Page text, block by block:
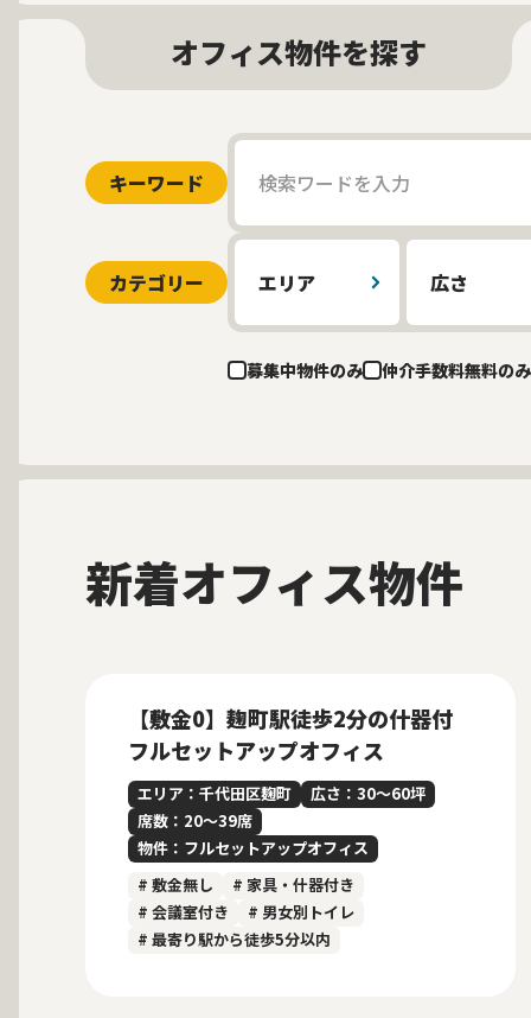
オフィス物件を探す
キーワード
カテゴリー エリア 広さ
募集中物件のみ 仲介手数料無料のみ
新着オフィス物件
【敷金0】麹町駅徒歩2分の什器付
フルセットアップオフィス
エリア：千代田区麹町
広さ：30〜60坪
席数：20〜39席
物件：フルセットアップオフィス
# 敷金無し
# 家具・什器付き
# 会議室付き
# 男女別トイレ
# 最寄り駅から徒歩5分以内